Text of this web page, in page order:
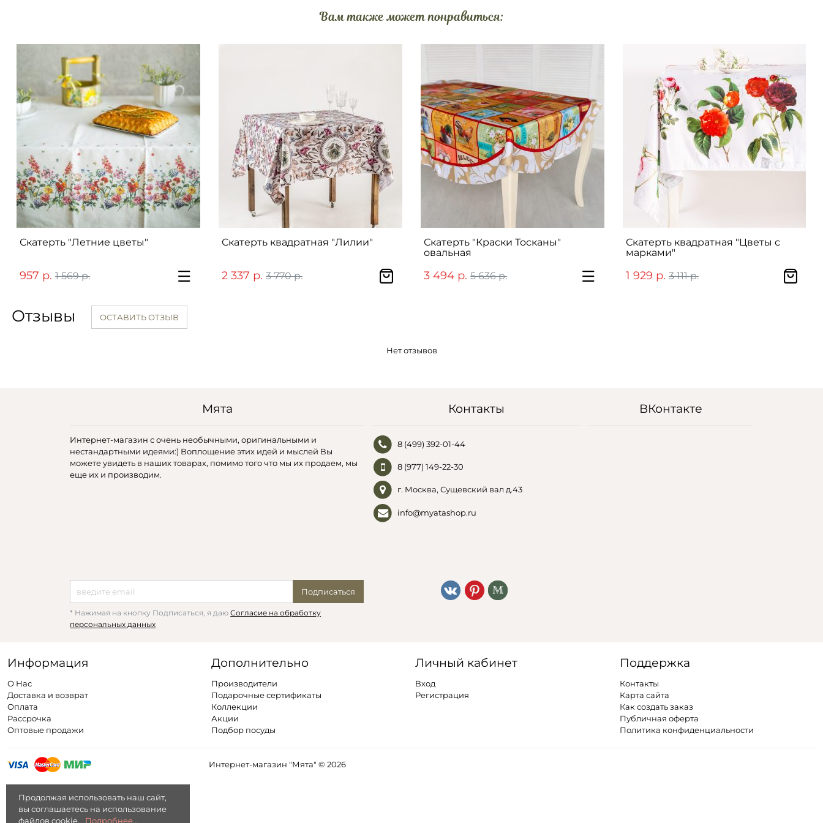
Вам также может понравиться:
Скатерть "Летние цветы"
957 р. 1 569 р.
Скатерть квадратная "Лилии"
2 337 р. 3 770 р.
Скатерть "Краски Тосканы"
овальная
3 494 р. 5 636 р.
Скатерть квадратная "Цветы с
марками"
1 929 р. 3 111 р.
Отзывы ОСТАВИТЬ ОТЗЫВ
Нет отзывов
Мята
Интернет-магазин с очень необычными, оригинальными и
нестандартными идеями:) Воплощение этих идей и мыслей Вы
можете увидеть в наших товарах, помимо того что мы их продаем, мы
еще их и производим.
Подписаться
* Нажимая на кнопку Подписаться, я даюСогласие на обработку
персональных данных
Контакты
8 (499) 392-01-44
8 (977) 149-22-30
г. Москва, Сущевский вал д.43
info@myatashop.ru
ВКонтакте
Информация
О Нас
Доставка и возврат
Оплата
Рассрочка
Оптовые продажи
Дополнительно
Производители
Подарочные сертификаты
Коллекции
Акции
Подбор посуды
Личный кабинет
Вход
Регистрация
Поддержка
Контакты
Карта сайта
Как создать заказ
Публичная оферта
Политика конфиденциальности
Интернет-магазин "Мята" © 2026
Продолжая использовать наш сайт,
вы соглашаетесь на использование
файлов cookie.
Подробнее...